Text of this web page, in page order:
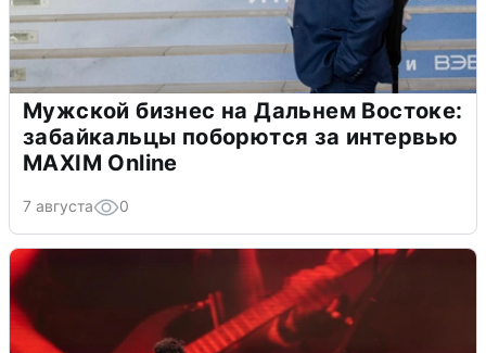
Мужской бизнес на Дальнем Востоке:
забайкальцы поборются за интервью
MAXIM Online
7 августа 0